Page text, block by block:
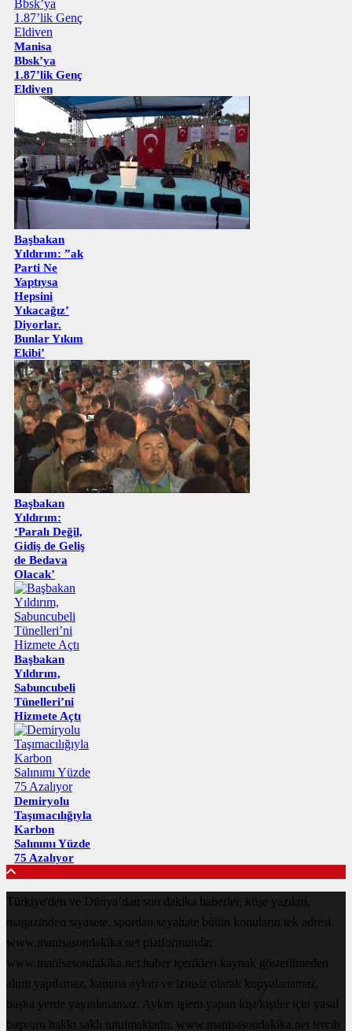
Manisa
Bbsk’ya
1.87’lik Genç
Eldiven
Başbakan
Yıldırım: ”ak
Parti Ne
Yaptıysa
Hepsini
Yıkacağız’
Diyorlar.
Bunlar Yıkım
Ekibi’
Başbakan
Yıldırım:
‘Paralı Değil,
Gidiş de Geliş
de Bedava
Olacak’
Başbakan
Yıldırım,
Sabuncubeli
Tünelleri’ni
Hizmete Açtı
Demiryolu
Taşımacılığıyla
Karbon
Salınımı Yüzde
75 Azalıyor
Türkiye'den ve Dünya’dan son dakika haberler, köşe yazıları,
magazinden siyasete, spordan seyahate bütün konuların tek adresi
www.manisasondakika.net platformunda;
www.manisasondakika.net haber içerikleri kaynak gösterilmeden
alıntı yapılamaz, kanuna aykırı ve izinsiz olarak kopyalanamaz,
başka yerde yayınlanamaz. Aykırı işlem yapan kişi/kişiler için yasal
başvuru hakkı saklı tutulmaktadır. www.manisasondakika.net tercih